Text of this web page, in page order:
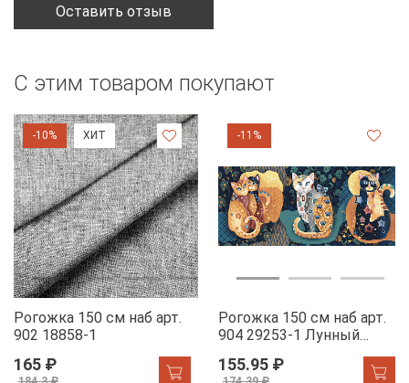
Оставить отзыв
С этим товаром покупают
-10% ХИТ
Рогожка 150 см наб арт.
902 18858-1
165 ₽
-11%
Рогожка 150 см наб арт.
904 29253-1 Лунный
155.95 ₽